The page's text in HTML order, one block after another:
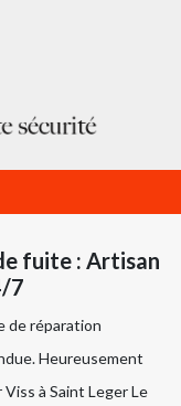
fuite : Artisan
7
de réparation
Heureusement
à Saint Leger Le